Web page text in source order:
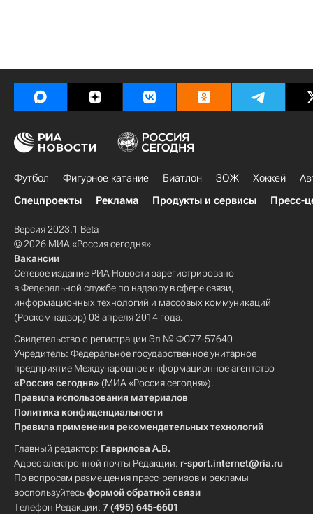
Футбол Фигурное катание Биатлон ЗОЖ Хоккей
Спецпроекты
Реклама Продукты и сервисы Пресс-
Версия 2023.1 Beta
© 2026 МИА «Россия сегодня»
Вакансии
Сетевое издание РИА Новости зарегистрировано
в Федеральной службе по надзору в сфере связи,
информационных технологий и массовых коммуникаций
(Роскомнадзор) 08 апреля 2014 года.
Свидетельство о регистрации Эл № ФС77-57640
Учредитель: Федеральное государственное унитарное
предприятие Международное информационное агентство
«Россия сегодня» (МИА «Россия сегодня»).
Правила использования материалов
Политика конфиденциальности
Правила применения рекомендательных технологий
Главный редактор: Гаврилова А.В.
Адрес электронной почты Редакции: r-sport.internet@ria.ru
По вопросам размещения пресс-релизов и рекламы
воспользуйтесьформой обратной связи
Телефон Редакции: 7 (495) 645-6601